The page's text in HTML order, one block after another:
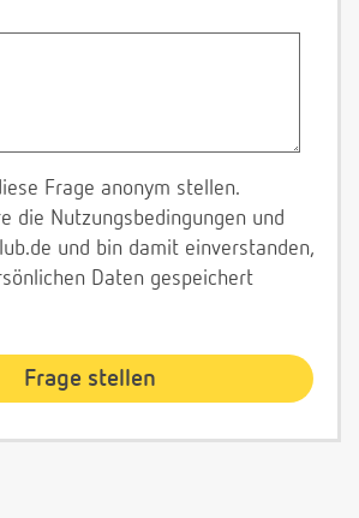
Frage anonym stellen.
die Nutzungsbedingungen und
und bin damit einverstanden,
Daten gespeichert